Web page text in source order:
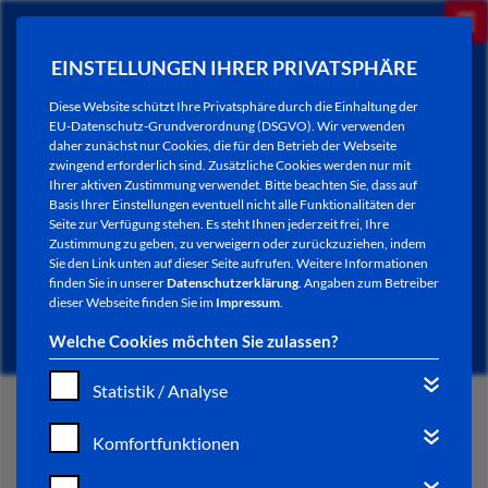
EINSTELLUNGEN IHRER PRIVATSPHÄRE
Diese Website schützt Ihre Privatsphäre durch die Einhaltung der
EU-Datenschutz-Grundverordnung (DSGVO). Wir verwenden
daher zunächst nur Cookies, die für den Betrieb der Webseite
zwingend erforderlich sind. Zusätzliche Cookies werden nur mit
Ihrer aktiven Zustimmung verwendet. Bitte beachten Sie, dass auf
Basis Ihrer Einstellungen eventuell nicht alle Funktionalitäten der
Seite zur Verfügung stehen. Es steht Ihnen jederzeit frei, Ihre
Zustimmung zu geben, zu verweigern oder zurückzuziehen, indem
Sie den Link unten auf dieser Seite aufrufen. Weitere Informationen
finden Sie in unsererDatenschutzerklärung. Angaben zum Betreiber
dieser Webseite finden Sie im Impressum.
Welche Cookies möchten Sie zulassen?
Statistik / Analyse
Komfortfunktionen
NEWSLETTER / CITY LETTER
START